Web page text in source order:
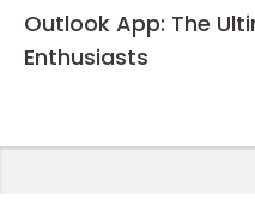
Outlook App: The
Enthusiasts